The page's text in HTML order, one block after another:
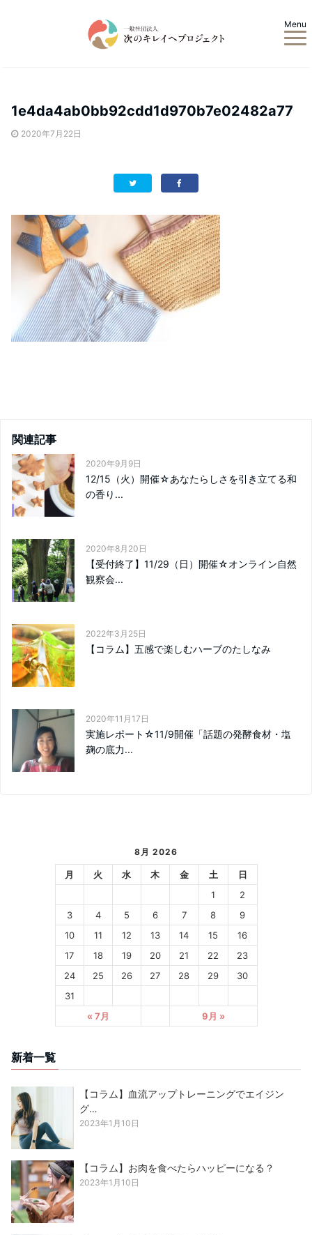
Menu
1e4da4ab0bb92cdd1d970b7e02482a77
2020年7月22日
関連記事
2020年9月9日
12/15（火）開催☆あなたらしさを引き立てる和
の香り...
2020年8月20日
【受付終了】11/29（日）開催☆オンライン自然
観察会...
2022年3月25日
【コラム】五感で楽しむハーブのたしなみ
2020年11月17日
実施レポート☆11/9開催「話題の発酵食材・塩
麹の底力...
8月 2026
月 火 水 木 金 土
日
1
2
3
4 5 6 7 8
9
10
11 12 13 14 15
16
17
18 19 20 21 22
23
24
25 26 27 28 29
30
31
« 7月
9月 »
新着一覧
【コラム】血流アップトレーニングでエイジン
グ…
2023年1月10日
【コラム】お肉を食べたらハッピーになる？
2023年1月10日